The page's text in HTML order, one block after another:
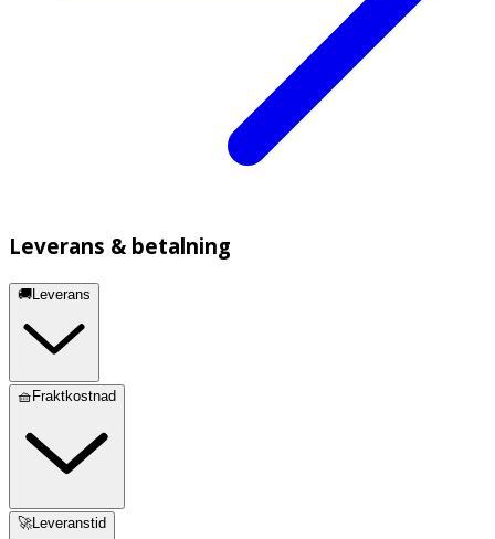
Leverans & betalning
🚚Leverans
🧺Fraktkostnad
🚀Leveranstid